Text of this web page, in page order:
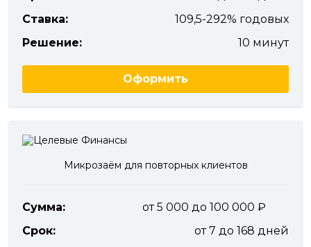
Ставка:
109,5-292% годовых
Решение:
10 минут
Оформить
Микрозаём для повторных клиентов
Сумма:
от 5 000 до 100 000
Срок:
от 7 до 168 дней